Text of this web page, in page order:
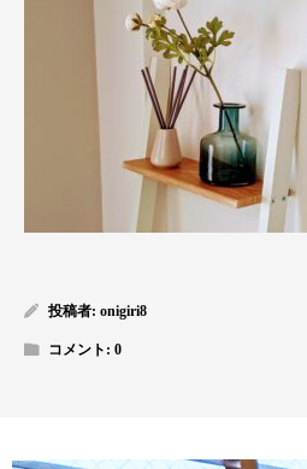
投稿者: onigiri8
コメント: 0